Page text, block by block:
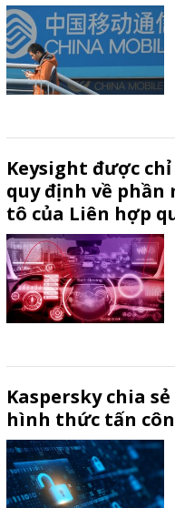
Keysight được
quy định về phần
tô của Liên hợp
Kaspersky chia
hình thức tấn